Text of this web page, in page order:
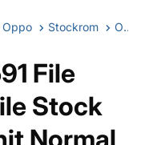
Oppo Stockrom OPPO A18 CPH2591 File Firmware Flash File Stock Backupan Dari Unit Normal
File
Stock
Normal